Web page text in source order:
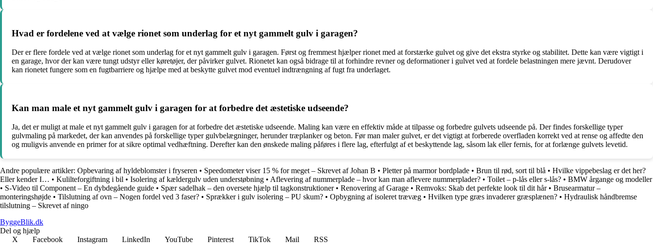
Hvad er fordelene ved at vælge rionet som underlag for et nyt gammelt gulv i garagen?
Der er flere fordele ved at vælge rionet som underlag for et nyt gammelt gulv i garagen. Først og fremmest hjælper rionet med at forstærke gulvet og give det ekstra styrke og stabilitet. Dette kan være vigtigt i
en garage, hvor der kan være tungt udstyr eller køretøjer, der påvirker gulvet. Rionetet kan også bidrage til at forhindre revner og deformationer i gulvet ved at fordele belastningen mere jævnt. Derudover
kan rionetet fungere som en fugtbarriere og hjælpe med at beskytte gulvet mod eventuel indtrængning af fugt fra underlaget.
Kan man male et nyt gammelt gulv i garagen for at forbedre det æstetiske udseende?
Ja, det er muligt at male et nyt gammelt gulv i garagen for at forbedre det æstetiske udseende. Maling kan være en effektiv måde at tilpasse og forbedre gulvets udseende på. Der findes forskellige typer
gulvmaling på markedet, der kan anvendes på forskellige typer gulvbelægninger, herunder træplanker og beton. Før man maler gulvet, er det vigtigt at forberede overfladen korrekt ved at rense og affedte den
og muligvis anvende en primer for at sikre optimal vedhæftning. Derefter kan den ønskede maling påføres i flere lag, efterfulgt af et beskyttende lag, såsom lak eller fernis, for at forlænge gulvets levetid.
Andre populære artikler: Opbevaring af hyldeblomster i fryseren • Speedometer viser 15 % for meget – Skrevet af Johan B • Pletter på marmor bordplade • Brun til rød, sort til blå • Hvilke vippebeslag er det her?
Eller kender I… • Kulilteforgiftning i bil • Isolering af kældergulv uden understøbning • Aflevering af nummerplade – hvor kan man aflevere nummerplader? • Toilet – p-lås eller s-lås? • BMW årgange og modeller
• S-Video til Component – En dybdegående guide • Spær sadelhak – den oversete hjælp til tagkonstruktioner• Renovering af Garage • Remvoks: Skab det perfekte look til dit hår• Brusearmatur –
monteringshøjde • Tilslutning af ovn – Nogen fordel ved 3 faser? • Sprækker i gulv isolering – PU skum? • Opbygning af isoleret trævæg • Hvilken type græs invaderer græsplænen? • Hydraulisk håndbremse
tilslutning – Skrevet af ningo
ByggeBlik.dk
Del og hjælp
X
Facebook Instagram LinkedIn YouTube Pinterest TikTok Mail
RSS